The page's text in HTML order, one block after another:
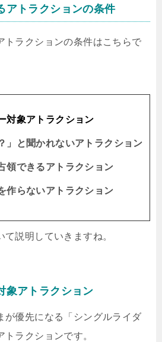
アトラクションの条件
トラクションの条件はこちらで
対象アトラクション
」と聞かれないアトラクション
領できるアトラクション
作らないアトラクション
説明していきますね。
象アトラクション
が優先になる「シングルライダ
ラクションです。